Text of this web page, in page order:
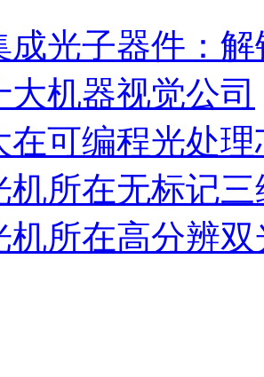
成光子器件：
大机器视觉公司
在可编程光处
机所在无标记
机所在高分辨